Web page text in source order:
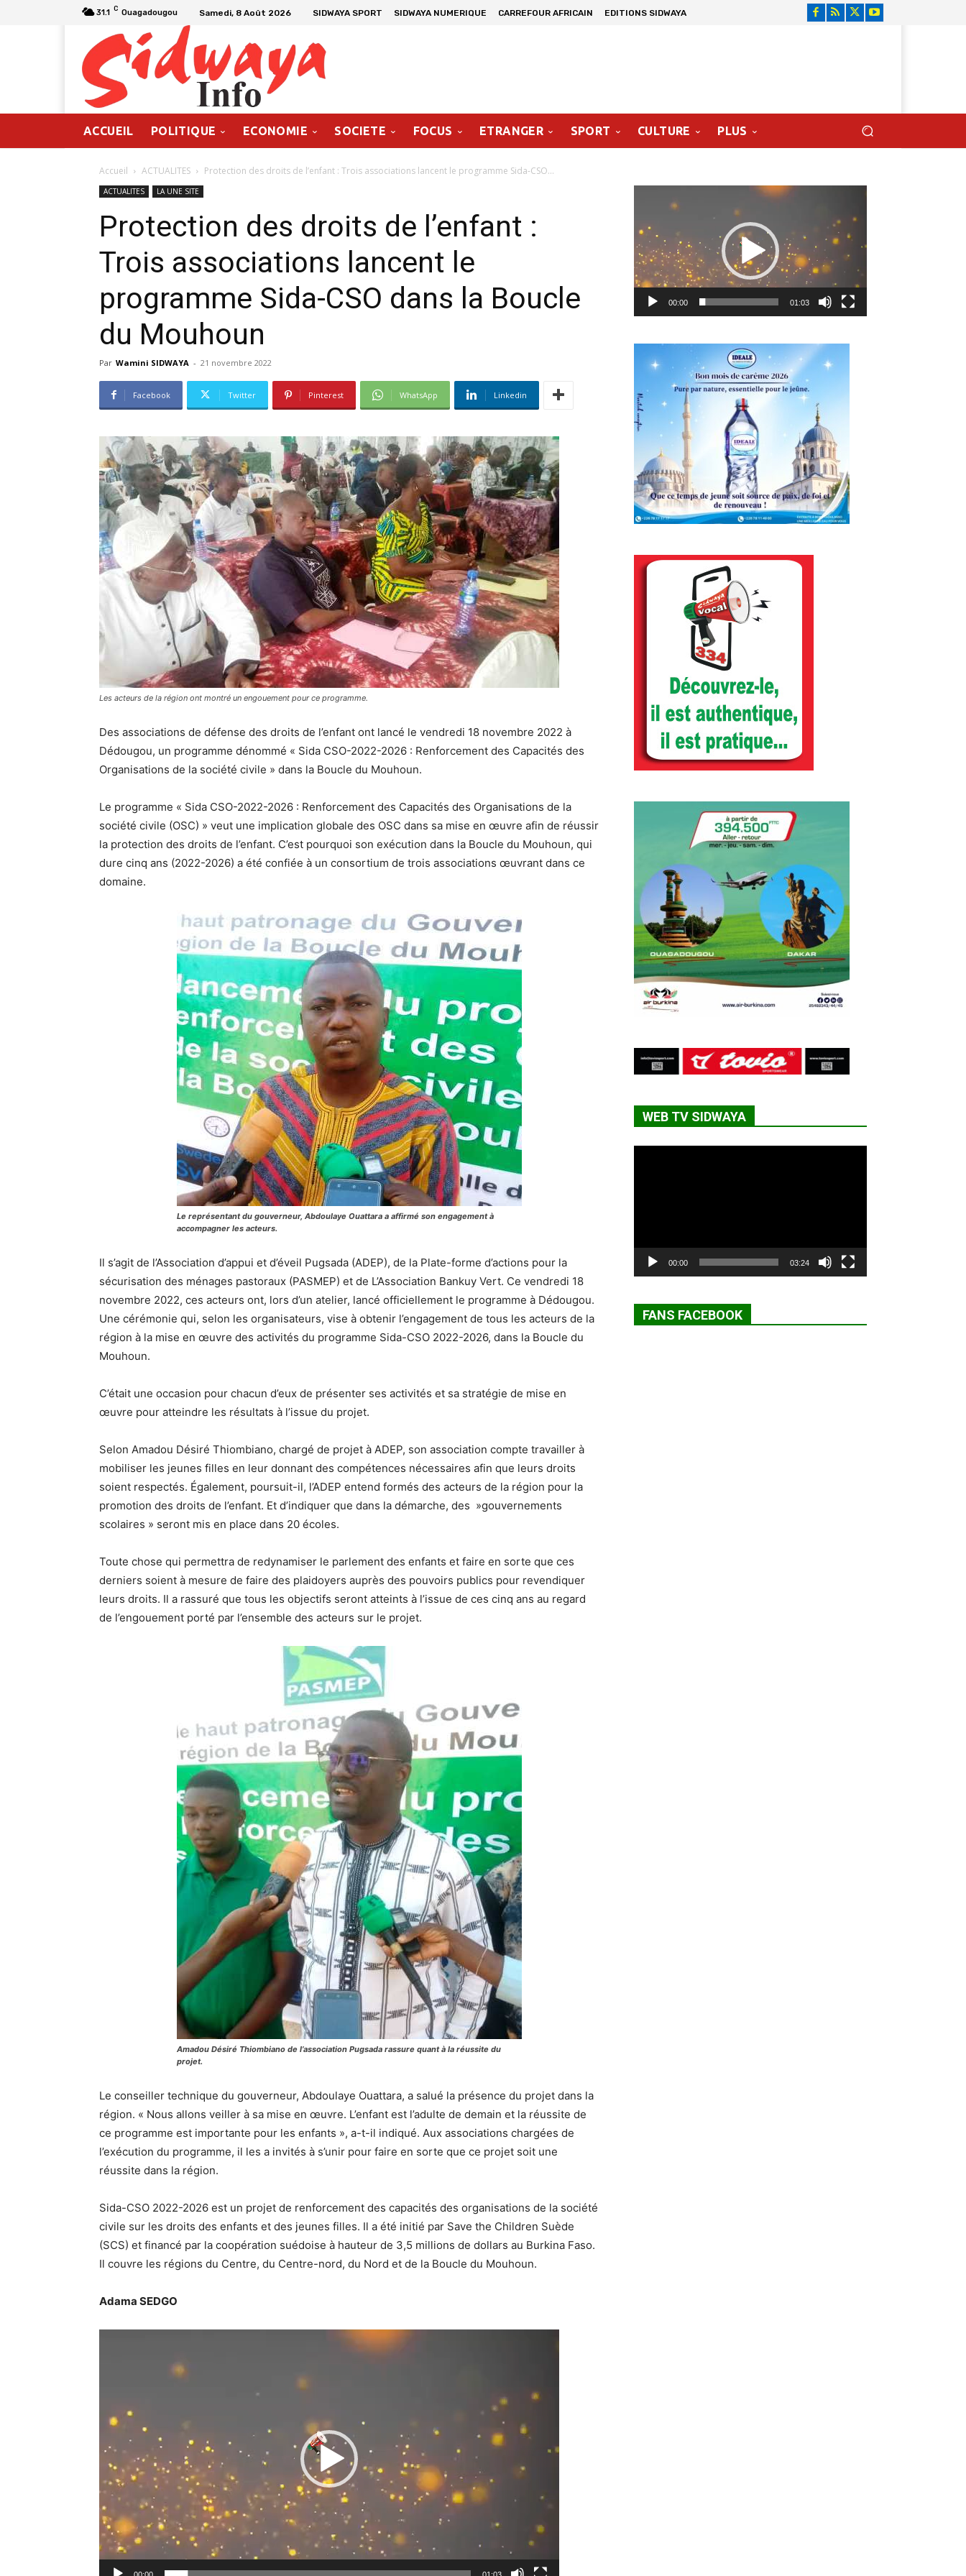
31.1 C Ouagadougou Samedi, 8 Août 2026 SIDWAYA SPORT SIDWAYA NUMERIQUE CARREFOUR AFRICAIN EDITIONS SIDWAYA
ACCUEIL POLITIQUE ECONOMIE SOCIETE FOCUS ETRANGER SPORT CULTURE PLUS
Accueil ACTUALITES Protection des droits de l’enfant : Trois associations lancent le programme Sida-CSO...
ACTUALITES LA UNE SITE
Protection des droits de l’enfant :
Trois associations lancent le
programme Sida-CSO dans la Boucle
du Mouhoun
Par Wamini SIDWAYA - 21 novembre 2022
Facebook Twitter Pinterest WhatsApp Linkedin
Les acteurs de la région ont montré un engouement pour ce programme.
Des associations de défense des droits de l’enfant ont lancé le vendredi 18 novembre 2022 à
Dédougou, un programme dénommé « Sida CSO-2022-2026 : Renforcement des Capacités des
Organisations de la société civile » dans la Boucle du Mouhoun.
Le programme « Sida CSO-2022-2026 : Renforcement des Capacités des Organisations de la
société civile (OSC) » veut une implication globale des OSC dans sa mise en œuvre afin de réussir
la protection des droits de l’enfant. C’est pourquoi son exécution dans la Boucle du Mouhoun, qui
dure cinq ans (2022-2026) a été confiée à un consortium de trois associations œuvrant dans ce
domaine.
Le représentant du gouverneur, Abdoulaye Ouattara a affirmé son engagement à
accompagner les acteurs.
Il s’agit de l’Association d’appui et d’éveil Pugsada (ADEP), de la Plate-forme d’actions pour la
sécurisation des ménages pastoraux (PASMEP) et de L’Association Bankuy Vert. Ce vendredi 18
novembre 2022, ces acteurs ont, lors d’un atelier, lancé officiellement le programme à Dédougou.
Une cérémonie qui, selon les organisateurs, vise à obtenir l’engagement de tous les acteurs de la
région à la mise en œuvre des activités du programme Sida-CSO 2022-2026, dans la Boucle du
Mouhoun.
C’était une occasion pour chacun d’eux de présenter ses activités et sa stratégie de mise en
œuvre pour atteindre les résultats à l’issue du projet.
Selon Amadou Désiré Thiombiano, chargé de projet à ADEP, son association compte travailler à
mobiliser les jeunes filles en leur donnant des compétences nécessaires afin que leurs droits
soient respectés. Également, poursuit-il, l’ADEP entend formés des acteurs de la région pour la
promotion des droits de l’enfant. Et d’indiquer que dans la démarche, des »gouvernements
scolaires » seront mis en place dans 20 écoles.
Toute chose qui permettra de redynamiser le parlement des enfants et faire en sorte que ces
derniers soient à mesure de faire des plaidoyers auprès des pouvoirs publics pour revendiquer
leurs droits. Il a rassuré que tous les objectifs seront atteints à l’issue de ces cinq ans au regard
de l’engouement porté par l’ensemble des acteurs sur le projet.
Amadou Désiré Thiombiano de l’association Pugsada rassure quant à la réussite du
projet.
Le conseiller technique du gouverneur, Abdoulaye Ouattara, a salué la présence du projet dans la
région. « Nous allons veiller à sa mise en œuvre. L’enfant est l’adulte de demain et la réussite de
ce programme est importante pour les enfants », a-t-il indiqué. Aux associations chargées de
l’exécution du programme, il les a invités à s’unir pour faire en sorte que ce projet soit une
réussite dans la région.
Sida-CSO 2022-2026 est un projet de renforcement des capacités des organisations de la société
civile sur les droits des enfants et des jeunes filles. Il a été initié par Save the Children Suède
(SCS) et financé par la coopération suédoise à hauteur de 3,5 millions de dollars au Burkina Faso.
Il couvre les régions du Centre, du Centre-nord, du Nord et de la Boucle du Mouhoun.
Adama SEDGO
Lecteur
00:00 01:03
WEB TV SIDWAYA
00:00 03:24
FANS FACEBOOK